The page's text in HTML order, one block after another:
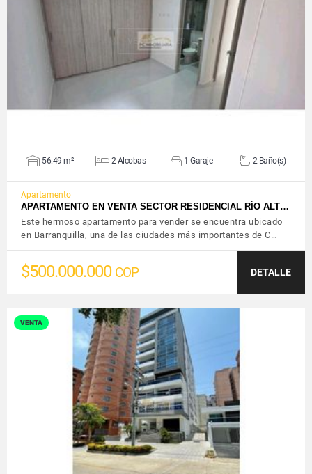
VER DETALLES
56.49 m² 2 Alcobas 1 Garaje 2 Baño(s)
Apartamento
APARTAMENTO EN VENTA SECTOR RESIDENCIAL RÍO ALT…
Este hermoso apartamento para vender se encuentra ubicado
en Barranquilla, una de las ciudades más importantes de C…
$500.000.000 COP DETALLE
VENTA
VER DETALLES